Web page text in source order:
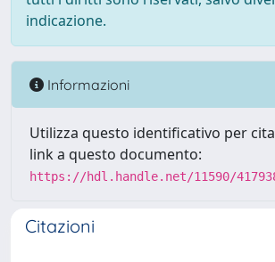
indicazione.
Informazioni
Utilizza questo identificativo per
link a questo documento:
https://hdl.handle.net/11590/
Citazioni